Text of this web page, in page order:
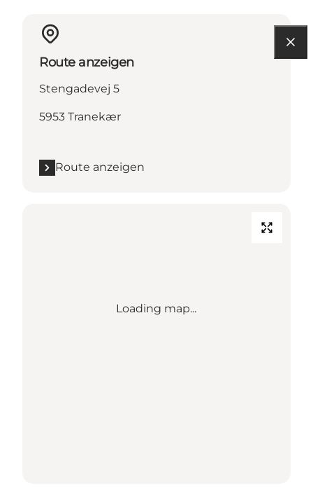
Route anzeigen
Stengadevej 5
5953 Tranekær
Route anzeigen
Loading map...